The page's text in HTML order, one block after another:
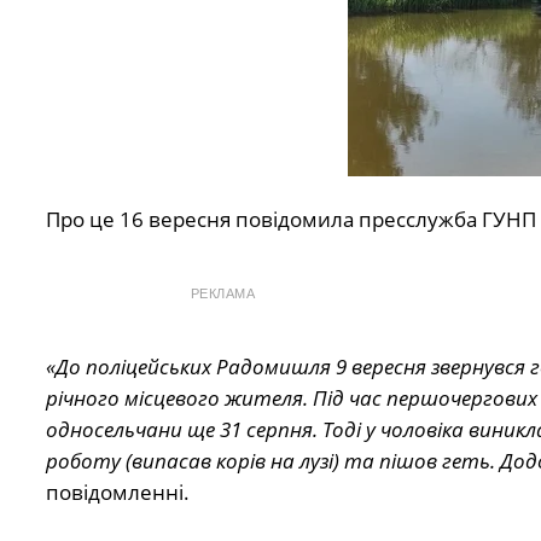
Про це 16 вересня повідомила пресслужба ГУНП
РЕКЛАМА
«До поліцейських Радомишля 9 вересня
річного місцевого жителя. Під час
односельчани ще 31 серпня. Тоді у чоловіка
роботу (випасав корів на лузі) та пішов геть.
повідомленні.